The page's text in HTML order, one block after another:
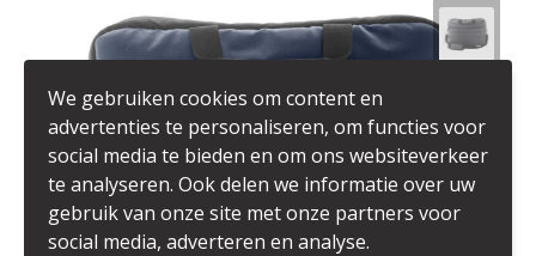
We gebruiken cookies om content en
advertenties te personaliseren, om functies voor
social media te bieden en om ons websiteverkeer
te analyseren. Ook delen we informatie over uw
gebruik van onze site met onze partners voor
social media, adverteren en analyse.